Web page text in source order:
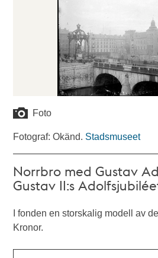
Foto
Fotograf: Okänd. Stadsmuseet
Norrbro med Gustav
Gustav II:s
I fonden en storskalig modell av
Kronor.